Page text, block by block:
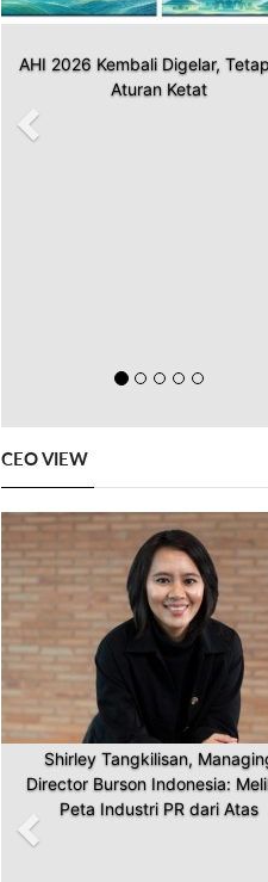
AHI 2026 Kembali Digelar,
Aturan Ketat
CEO VIEW
Shirley Tangkilisan,
Director Burson Indonesia:
Peta Industri PR dari Atas
Previous